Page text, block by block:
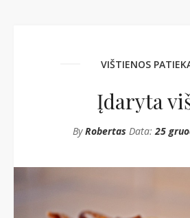
VIŠTIENOS
Įdaryta
ByRobertas Data:25